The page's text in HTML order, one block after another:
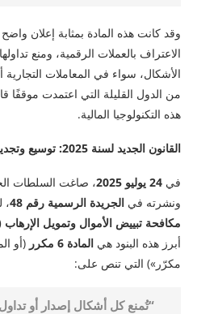
وقد كانت هذه المادة بمثابة إعلان
الاعتراف بالعملات الرقمية، ومنع
الأشكال، سواء في المعاملات التجارية
من الدول القليلة التي اعتمدت موقفًا
هذه التكنولوجيا المالية.
القانون الجديد لسنة 2025: توسيع وتجديد الحظر
في 24 يوليو 2025 ، صاغت السلطات
ونشرته في الجريدة الرسمية رقم 48 ،
مكافحة تبييض الأموال وتمويل الإرهاب (القانون
أبرز هذه البنود هي المادة 6 مكرر
(أو
مكرّر») التي تنص على:
“تُمنع كل أشكال إصدار أو